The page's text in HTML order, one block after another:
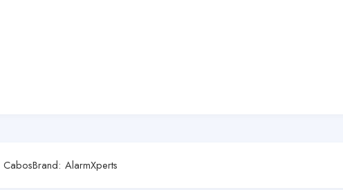
CabosBrand: AlarmXperts